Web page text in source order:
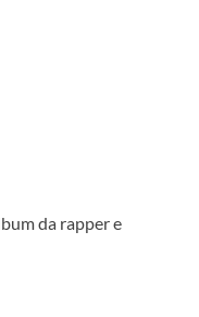
da rapper e